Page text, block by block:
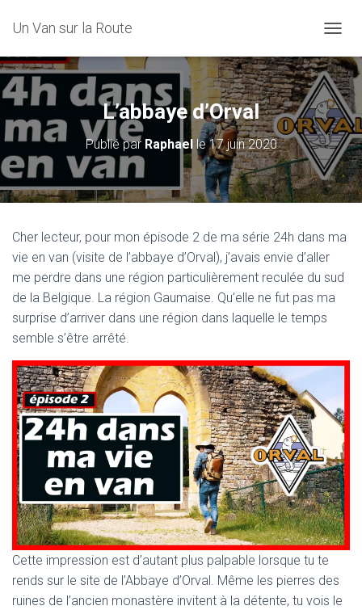
Un Van sur la Route
É
P
L
I
E
R
L
A
N
A
G
O
L’abbaye d’Orval
Publié par Raphaelle17 juin 2020
Cher lecteur, pour mon épisode 2 de ma série 24h dans ma
vie en van (visite de l’abbaye d’Orval), j’avais envie d’aller
me perdre dans une région particulièrement reculée du sud
de la Belgique. La région Gaumaise. Qu’elle ne fut pas ma
surprise d’arriver dans une région dans laquelle le temps
semble s’être arrêté.
Cette impression est d’autant plus palpable lorsque tu te
rends sur le site de l’Abbaye d’Orval. Même les pierres des
ruines de l’ancien monastère invitent à la détente, tu vois le